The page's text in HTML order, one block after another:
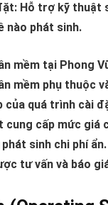
Hỗ trợ kỹ thuật
nào phát sinh.
mềm tại Phong
mềm phụ thuộc
của quá trình cài
cung cấp mức giá
sinh chi phí
tư vấn và báo